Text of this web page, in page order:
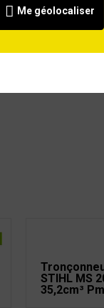
STIHL MS
35,2cm³
Me géolocaliser